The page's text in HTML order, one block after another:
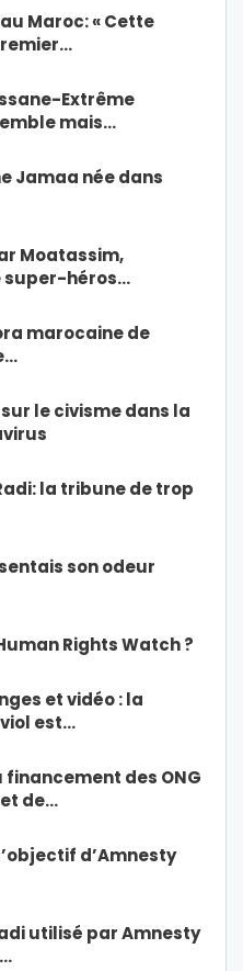
Maroc: « Cette
Extrême
mais…
Jamaa née dans
Moatassim,
super-héros…
marocaine de
le civisme dans la
la tribune de trop
son odeur
Rights Watch ?
et vidéo : la
est…
des ONG
de…
d’Amnesty
utilisé par Amnesty